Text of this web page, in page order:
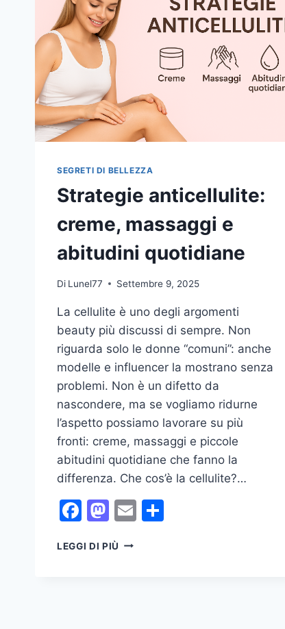
SEGRETI DI BELLEZZA
Strategie anticellulite:
creme, massaggi e
abitudini quotidiane
Di Lunel77 Settembre 9, 2025
La cellulite è uno degli argomenti
beauty più discussi di sempre. Non
riguarda solo le donne “comuni”: anche
modelle e influencer la mostrano senza
problemi. Non è un difetto da
nascondere, ma se vogliamo ridurne
l’aspetto possiamo lavorare su più
fronti: creme, massaggi e piccole
abitudini quotidiane che fanno la
differenza. Che cos’è la cellulite?…
Facebook
Mastodon
Email
LEGGI DI PIÙ STRATEGIE